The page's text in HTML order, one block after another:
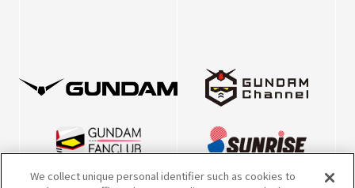
We collect unique personal identifier such as cookies to